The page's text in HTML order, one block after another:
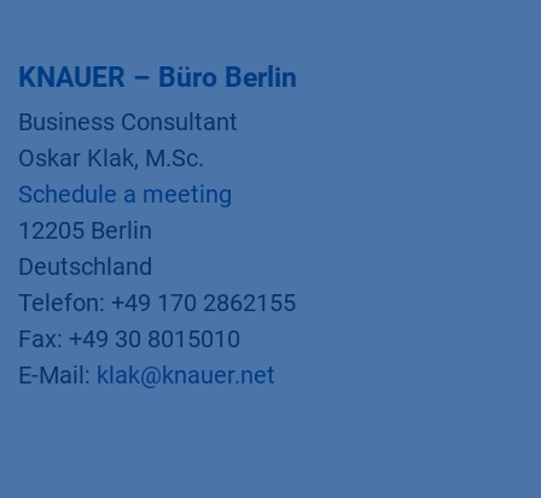
KNAUER – Büro Berlin
Business Consultant
Oskar Klak, M.Sc.
Schedule a meeting
12205 Berlin
Deutschland
Telefon: +49 170 2862155
Fax: +49 30 8015010
E-Mail: klak@knauer.net